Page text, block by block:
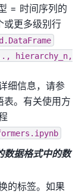
= 时间序列的
或更多级别行
hierarchy_n,
细信息，请参
。有关使用方
据格式中的数
的标签。如果